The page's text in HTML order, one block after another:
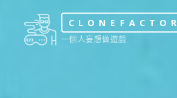
content
CLONEFACTOR
一個人妄想做遊戲